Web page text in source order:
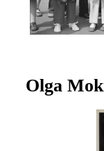
Olga